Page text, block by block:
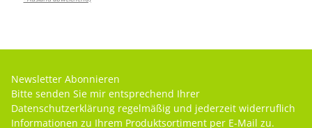
Newsletter Abonnieren
Bitte senden Sie mir entsprechend Ihrer
Datenschutzerklärung regelmäßig und jederzeit widerruflich
Informationen zu Ihrem Produktsortiment per E-Mail zu.